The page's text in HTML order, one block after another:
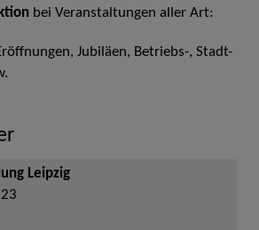
bei Veranstaltungen aller Art:
Jubiläen, Betriebs-, Stadt-
Leipzig